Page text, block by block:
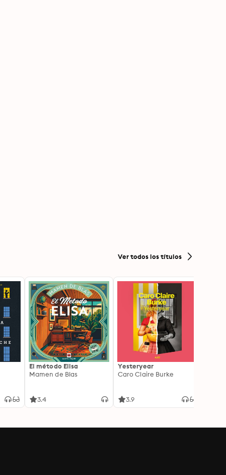
Ver todos los títulos
El método Elisa
Mamen de Blas
3.4
Yesteryear
Caro Claire Burke
3.9